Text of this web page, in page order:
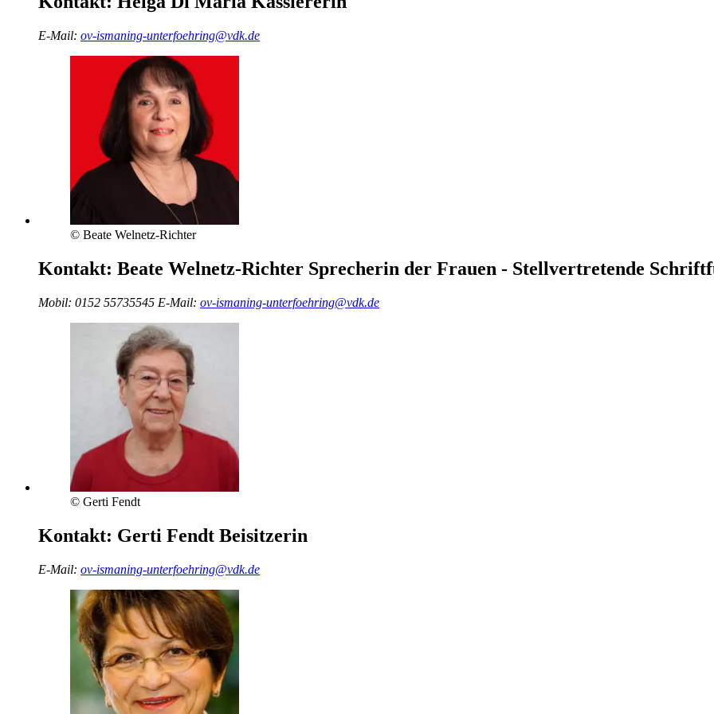
E-Mail: ov-ismaning-unterfoehring@vdk.de
© Beate Welnetz-Richter
Kontakt: Beate Welnetz-Richter Sprecherin der Frauen - Stellvertretende
Mobil: 0152 55735545 E-Mail: ov-ismaning-unterfoehring@vdk.de
© Gerti Fendt
Kontakt: Gerti Fendt Beisitzerin
E-Mail: ov-ismaning-unterfoehring@vdk.de